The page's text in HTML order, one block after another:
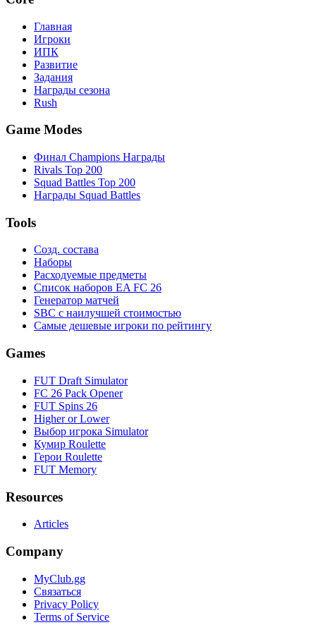
Главная
Игроки
ИПК
Развитие
Задания
Награды сезона
Rush
Game Modes
Финал Champions Награды
Rivals Top 200
Squad Battles Top 200
Награды Squad Battles
Tools
Созд. состава
Наборы
Расходуемые предметы
Список наборов EA FC 26
Генератор матчей
SBC с наилучшей стоимостью
Самые дешевые игроки по рейтингу
Games
FUT Draft Simulator
FC 26 Pack Opener
FUT Spins 26
Higher or Lower
Выбор игрока Simulator
Кумир Roulette
Герои Roulette
FUT Memory
Resources
Articles
Company
MyClub.gg
Связаться
Privacy Policy
Terms of Service